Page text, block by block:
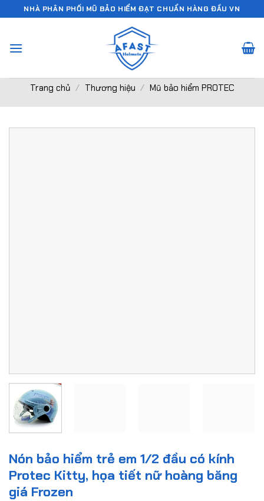
Chuyển
đến
dung
NHÀ PHÂN PHỐI MŨ BẢO HIỂM ĐẠT CHUẨN HÀNG ĐẦU VN
Trang chủ / Thương hiệu / Mũ bảo hiểm PROTEC
Nón bảo hiểm trẻ em 1/2 đầu có kính
Protec Kitty, họa tiết nữ hoàng băng
giá Frozen